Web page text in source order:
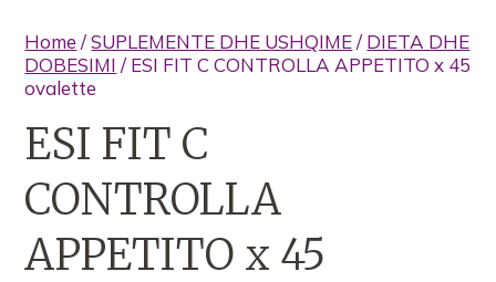
Home /SUPLEMENTE DHE USHQIME/ DIETA DHE
DOBESIMI / ESI FIT C CONTROLLA APPETITO x 45
ovalette
ESI FIT C
CONTROLLA
APPETITO x 45